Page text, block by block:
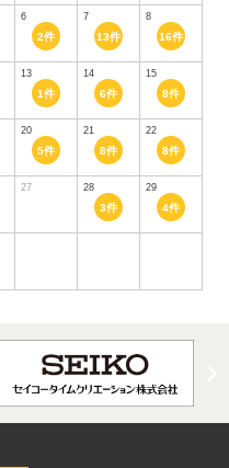
6
2件
7
13件
8
16件
13
1件
14
6件
15
8件
20
5件
21
8件
22
8件
27 28
3件
29
4件